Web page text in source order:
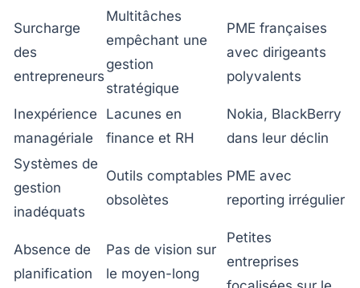
Surcharge
des
entrepreneurs
Multitâches
empêchant une
gestion
stratégique
PME françaises
avec dirigeants
polyvalents
Inexpérience
managériale
Lacunes en
finance et RH
Nokia, BlackBerry
dans leur déclin
Systèmes de
gestion
inadéquats
Outils comptables
obsolètes
PME avec
reporting irrégulier
Absence de
planification
Pas de vision sur
le moyen-long
Petites
entreprises